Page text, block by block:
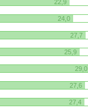
22,9
24,0
27,7
25,9
29,0
27,6
27,4